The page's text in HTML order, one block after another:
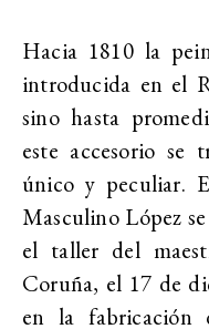
Hacia 1810 la
introducida en el
sino hasta
este accesorio se
único y peculiar.
Masculino López
el taller del
Coruña, el 17 de
en la fabricación